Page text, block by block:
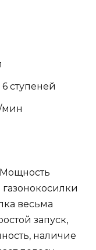
ступеней
мин
Мощность
весьма
запуск,
наличие